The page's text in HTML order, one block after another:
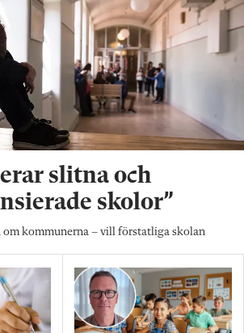
slitna och
skolor”
om kommunerna – vill förstatliga skolan